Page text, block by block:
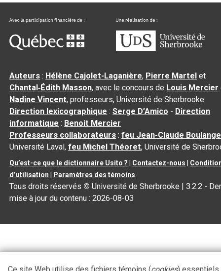
Auteurs : Hélène Cajolet-Laganière, Pierre Martel et
Chantal‑Édith Masson, avec le concours de Louis Mercier
Nadine Vincent, professeurs, Université de Sherbrooke
Direction lexicographique :Serge D’Amico - Direction
informatique : Benoit Mercier
Professeurs collaborateurs :feu Jean-Claude
Université Laval,feu Michel Théoret, Université de
Qu’est-ce que le dictionnaire Usito ? Contactez-nous
d’utilisation
Paramètres des témoins
Tous droits réservés © Université de Sherbrooke |3.2.2 -
mise à jour du contenu :2026-08-03